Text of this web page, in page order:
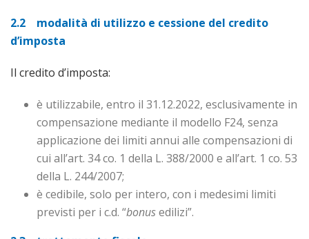
2.2 modalità di utilizzo e cessione del credito
d’imposta
Il credito d’imposta:
è utilizzabile, entro il 31.12.2022, esclusivamente in
compensazione mediante il modello F24, senza
applicazione dei limiti annui alle compensazioni di
cui all’art. 34 co. 1 della L. 388/2000 e all’art. 1 co. 53
della L. 244/2007;
è cedibile, solo per intero, con i medesimi limiti
previsti per i c.d. “bonusedilizi”.